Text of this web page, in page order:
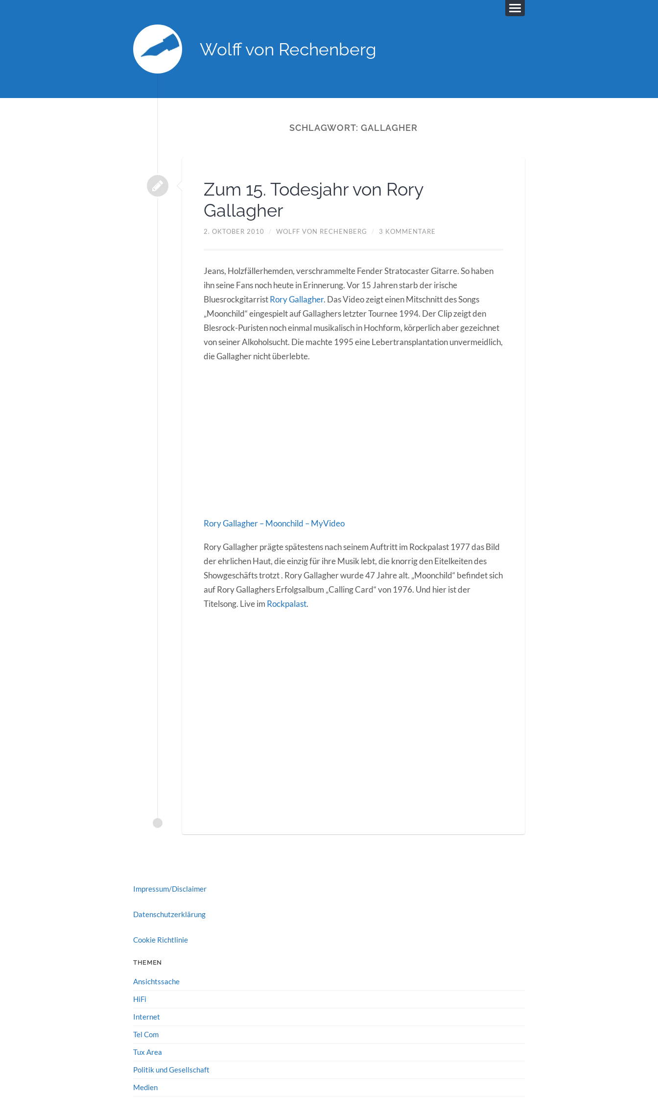
Wolff von Rechenberg
SCHLAGWORT: GALLAGHER
Zum 15. Todesjahr von Rory
Gallagher
2. OKTOBER 2010 / WOLFF VON RECHENBERG / 3 KOMMENTARE
Jeans, Holzfällerhemden, verschrammelte Fender Stratocaster Gitarre. So haben
ihn seine Fans noch heute in Erinnerung. Vor 15 Jahren starb der irische
BluesrockgitarristRory Gallagher. Das Video zeigt einen Mitschnitt des Songs
„Moonchild“ eingespielt auf Gallaghers letzter Tournee 1994. Der Clip zeigt den
Blesrock-Puristen noch einmal musikalisch in Hochform, körperlich aber gezeichnet
von seiner Alkoholsucht. Die machte 1995 eine Lebertransplantation unvermeidlich,
die Gallagher nicht überlebte.
Rory Gallagher – Moonchild – MyVideo
Rory Gallagher prägte spätestens nach seinem Auftritt im Rockpalast 1977 das Bild
der ehrlichen Haut, die einzig für ihre Musik lebt, die knorrig den Eitelkeiten des
Showgeschäfts trotzt . Rory Gallagher wurde 47 Jahre alt. „Moonchild“ befindet sich
auf Rory Gallaghers Erfolgsalbum „Calling Card“ von 1976. Und hier ist der
Titelsong. Live im Rockpalast.
Impressum/Disclaimer
Datenschutzerklärung
Cookie Richtlinie
THEMEN
Ansichtssache
HiFi
Internet
Tel Com
Tux Area
Politik und Gesellschaft
Medien